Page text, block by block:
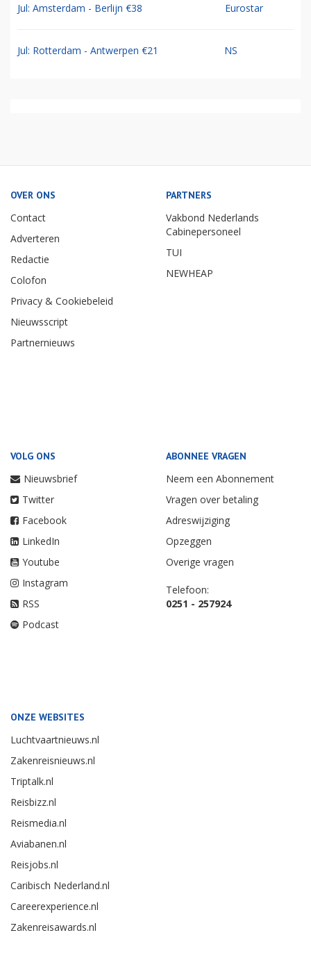
Jul: Amsterdam - Berlijn €38 Eurostar
Jul: Rotterdam - Antwerpen €21 NS
OVER ONS
Contact
Adverteren
Redactie
Colofon
Privacy & Cookiebeleid
Nieuwsscript
Partnernieuws
PARTNERS
Vakbond Nederlands
Cabinepersoneel
TUI
NEWHEAP
VOLG ONS
Nieuwsbrief
Twitter
Facebook
LinkedIn
Youtube
Instagram
RSS
Podcast
ABONNEE VRAGEN
Neem een Abonnement
Vragen over betaling
Adreswijziging
Opzeggen
Overige vragen
Telefoon:
0251 - 257924
ONZE WEBSITES
Luchtvaartnieuws.nl
Zakenreisnieuws.nl
Triptalk.nl
Reisbizz.nl
Reismedia.nl
Aviabanen.nl
Reisjobs.nl
Caribisch Nederland.nl
Careerexperience.nl
Zakenreisawards.nl